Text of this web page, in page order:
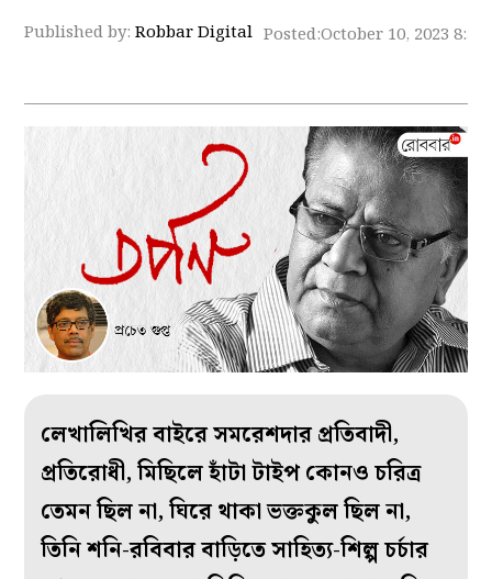
Published by:Robbar Digital Posted:October 10, 2023
লেখালিখির বাইরে সমরেশদার প্রতিবাদী,
প্রতিরোধী, মিছিলে হাঁটা টাইপ কোনও চরিত্র
তেমন ছিল না, ঘিরে থাকা ভক্তকুল ছিল না,
তিনি শনি-রবিবার বাড়িতে সাহিত্য-শিল্প চর্চার